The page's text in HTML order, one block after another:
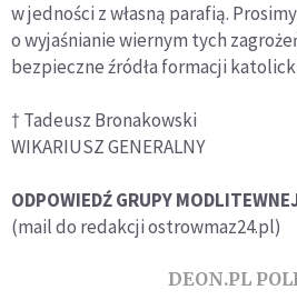
w jedności z własną parafią.
o wyjaśnianie wiernym tych
bezpieczne źródła formacji
† Tadeusz Bronakowski
WIKARIUSZ GENERALNY
ODPOWIEDŹ GRUPY
(mail do redakcji ostrowmaz24.pl)
DEON.PL